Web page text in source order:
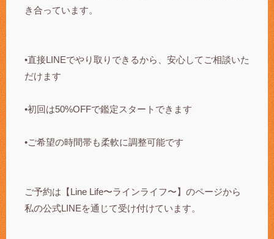
き合っています。
•直接LINEでやり取りできるから、安心してご相談いた
だけます
•初回は50%OFFで鑑定スタートできます
•ご希望の時間帯も柔軟に調整可能です
ご予約は【Line Life〜ラインライフ〜】のページから
私の公式LINEを通じて受け付けています。